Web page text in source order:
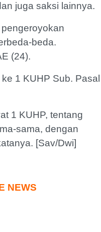
juga saksi lainnya.
beda.
(24).
1 KUHP Sub. Pasal
1 KUHP, tentang
sama, dengan
[Sav/Dwi]
NEWS